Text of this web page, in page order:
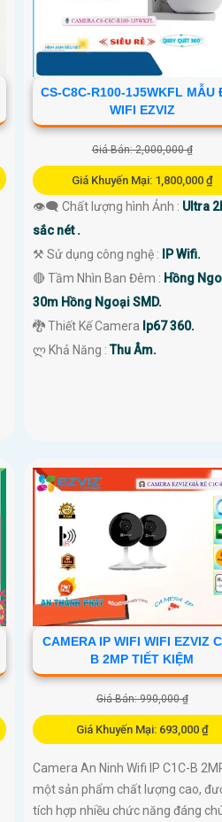
CS-C8C-R100-1J5WKFL MẪU
WIFI EZVIZ
Giá Bán: 2,000,000 ₫
Giá Khuyến Mại: 1,800,000 ₫
👁️‍🗨 Chất lượng hình Ảnh : Ultra
sắc nét .
⚒ Sử dụng công nghệ :
IP Wifi.
🔴 Tầm Nhìn Ban Đêm : Hồng
30m Hồng Ngoại SMD.
🐉️ Thiết Kế Camera Ip67 360.
️ლ Khả Năng :Thu Âm.
CAMERA IP WIFI WIFI EZVIZ
B 2MP TIẾT KIỆM
Giá Bán: 990,000 ₫
Giá Khuyến Mại: 693,000 ₫
Camera An Ninh Wifi IP C1C-B
một sản phẩm chất lượng cao,
tích hợp nhiều chức năng đáng